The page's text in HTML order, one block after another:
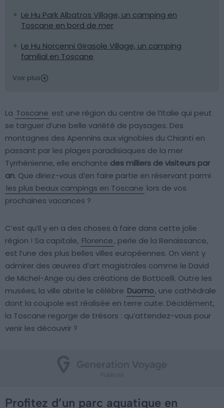
Le Hu Park Albatros Village, un camping en
Toscane en bord de mer
Le Hu Norcenni Girasole Village, un camping
familial en Toscane
Voir plus
La Toscane est une région du centre de l’Italie qui peut
se targuer d’une belle variété de paysages. Des
montagnes des Apennins aux vignobles du Chianti en
passant par les plages paradisiaques de la mer
Tyrrhénienne, elle enchante des milliers de visiteurs par
an. Que diriez-vous d’en faire partie en réservant parmi
les plus beaux campings en Toscane lors de vos
prochaines vacances ?
C’est qu’il y en a des choses à faire dans cette jolie
région ! Sa capitale, Florence, perle de la Renaissance,
est l’une des plus belles villes européennes. On vient y
admirer des œuvres d’art magistrales comme le David
de Michel-Ange ou des créations de Botticelli. Outre les
musées, la ville abrite le célèbre Duomo, une cathédrale
dont la coupole est réalisée en terre cuite. Décidément,
la Toscane regorge de trésors : qu’attendez-vous pour
venir les découvrir ?
Profitez d’un parc aquatique en